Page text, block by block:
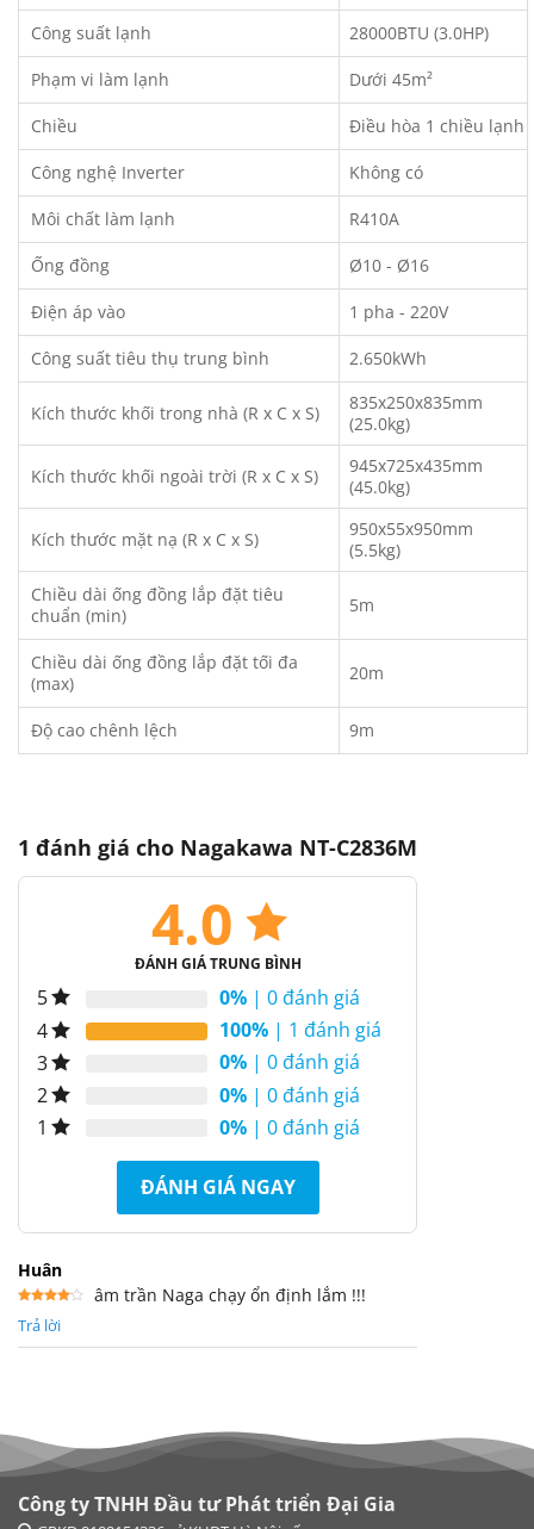
Công suất lạnh 28000BTU (3.0HP)
Phạm vi làm lạnh Dưới 45m²
Chiều Điều hòa 1 chiều lạnh
Công nghệ Inverter Không có
Môi chất làm lạnh R410A
Ống đồng Ø10 - Ø16
Điện áp vào 1 pha - 220V
Công suất tiêu thụ trung bình 2.650kWh
Kích thước khối trong nhà (R x C x S)
835x250x835mm
(25.0kg)
Kích thước khối ngoài trời (R x C x S)
945x725x435mm
(45.0kg)
Kích thước mặt nạ (R x C x S)
950x55x950mm
(5.5kg)
Chiều dài ống đồng lắp đặt tiêu
chuẩn (min)
5m
Chiều dài ống đồng lắp đặt tối đa
(max)
20m
Độ cao chênh lệch 9m
1 đánh giá cho Nagakawa NT-C2836M
4.0
ĐÁNH GIÁ TRUNG BÌNH
5 0% | 0 đánh giá
4
100% | 1 đánh giá
3
0% | 0 đánh giá
2
0% | 0 đánh giá
1
0% | 0 đánh giá
ĐÁNH GIÁ NGAY
Huân
xếp
âm trần Naga chạy ổn định lắm !!!
Trả lời
Công ty TNHH Đầu tư Phát triển Đại Gia